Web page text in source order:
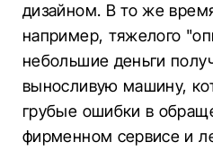
дизайном. В то же
например, тяжелого
небольшие деньги
выносливую машину,
грубые ошибки в
фирменном сервисе и